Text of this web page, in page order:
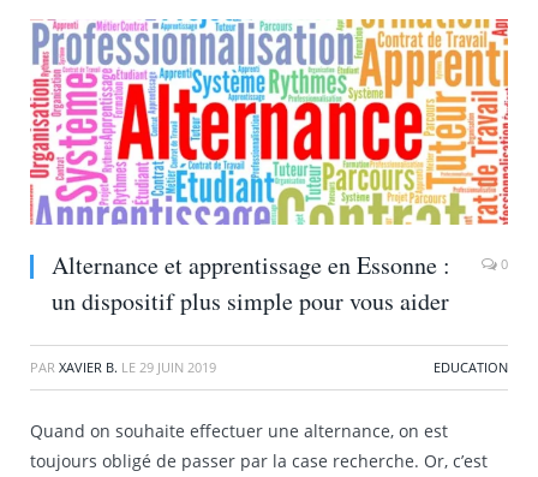
Alternance et apprentissage en Essonne :
un dispositif plus simple pour vous aider
0
PAR XAVIER B. LE 29 JUIN 2019 EDUCATION
Quand on souhaite effectuer une alternance, on est
toujours obligé de passer par la case recherche. Or, c’est